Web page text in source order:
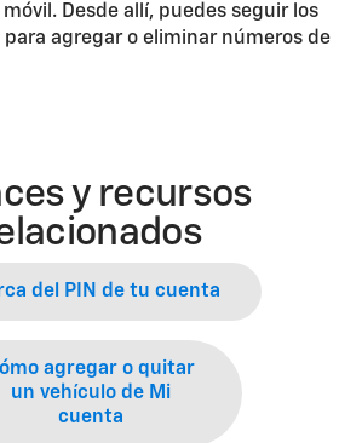
Desde allí, puedes seguir los
agregar o eliminar números de
y recursos
del PIN de tu cuenta
agregar o quitar
un vehículo de Mi
cuenta